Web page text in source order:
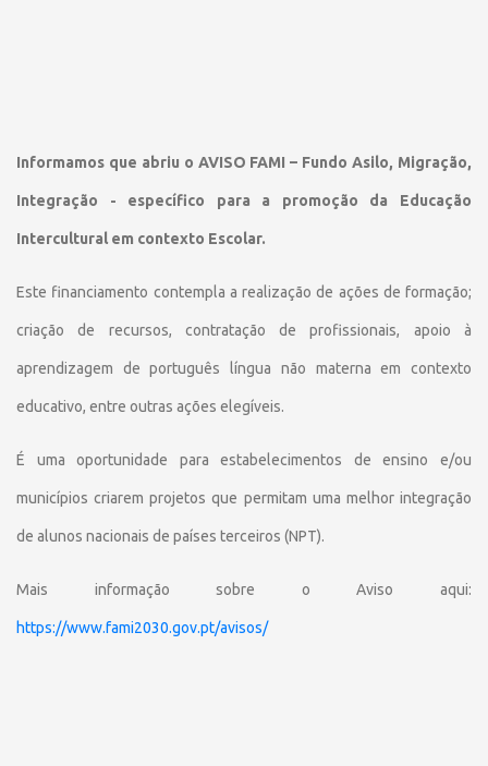
Informamos que abriu o AVISO FAMI – Fundo Asilo, Migração,
Integração - específico para a promoção da Educação
Intercultural em contexto Escolar.
Este financiamento contempla a realização de ações de formação;
criação de recursos, contratação de profissionais, apoio à
aprendizagem de português língua não materna em contexto
educativo, entre outras ações elegíveis.
É uma oportunidade para estabelecimentos de ensino e/ou
municípios criarem projetos que permitam uma melhor integração
de alunos nacionais de países terceiros (NPT).
Mais informação sobre o Aviso aqui:
https://www.fami2030.gov.pt/avisos/